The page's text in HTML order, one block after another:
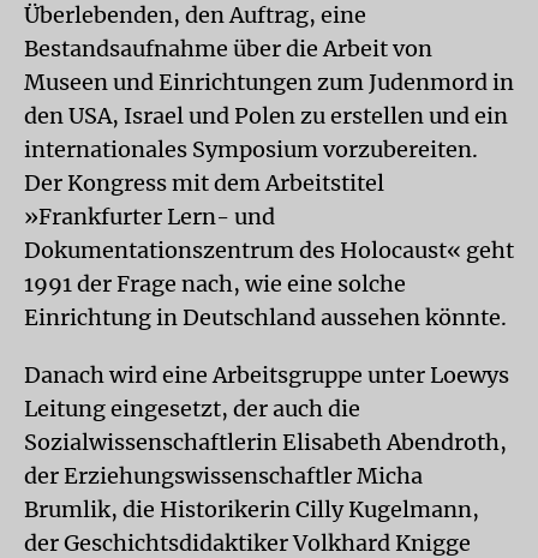
Überlebenden, den Auftrag, eine
Bestandsaufnahme über die Arbeit von
Museen und Einrichtungen zum Judenmord in
den USA, Israel und Polen zu erstellen und ein
internationales Symposium vorzubereiten.
Der Kongress mit dem Arbeitstitel
»Frankfurter Lern- und
Dokumentationszentrum des Holocaust« geht
1991 der Frage nach, wie eine solche
Einrichtung in Deutschland aussehen könnte.
Danach wird eine Arbeitsgruppe unter Loewys
Leitung eingesetzt, der auch die
Sozialwissenschaftlerin Elisabeth Abendroth,
der Erziehungswissenschaftler Micha
Brumlik, die Historikerin Cilly Kugelmann,
der Geschichtsdidaktiker Volkhard Knigge